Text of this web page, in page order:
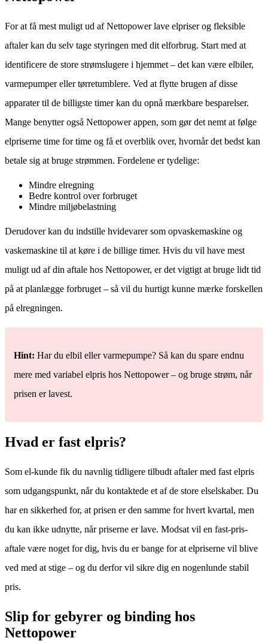
For at få mest muligt ud af Nettopower lave elpriser og fleksible
aftaler kan du selv tage styringen med dit elforbrug. Start med at
identificere de store strømslugere i hjemmet – det kan være elbiler,
varmepumper eller tørretumblere. Ved at flytte brugen af disse
apparater til de billigste timer kan du opnå mærkbare besparelser.
Mange benytter også Nettopower appen, som gør det nemt at følge
elpriserne time for time og få et overblik over, hvornår det bedst kan
betale sig at bruge strømmen. Fordelene er tydelige:
Mindre elregning
Bedre kontrol over forbruget
Mindre miljøbelastning
Derudover kan du indstille hvidevarer som opvaskemaskine og
vaskemaskine til at køre i de billige timer. Hvis du vil have mest
muligt ud af din aftale hos Nettopower, er det vigtigt at bruge lidt tid
på at planlægge forbruget – så vil du hurtigt kunne mærke forskellen
på elregningen.
Hint: Har du elbil eller varmepumpe? Så kan du spare endnu
mere med variabel elpris hos Nettopower – og bruge strøm, når
prisen er lavest.
Hvad er fast elpris?
Som el-kunde fik du navnlig tidligere tilbudt aftaler med fast elpris
som udgangspunkt, når du kontaktede et af de store elselskaber. Du
har en sikkerhed for, at prisen er den samme for hvert kvartal, men
du kan ikke udnytte, når priserne er lave. Modsat vil en fast-pris-
aftale være noget for dig, hvis du er bange for at elpriserne vil blive
ved med at stige – og du derfor vil sikre dig en nogenlunde stabil
pris.
Slip for gebyrer og binding hos
Nettopower